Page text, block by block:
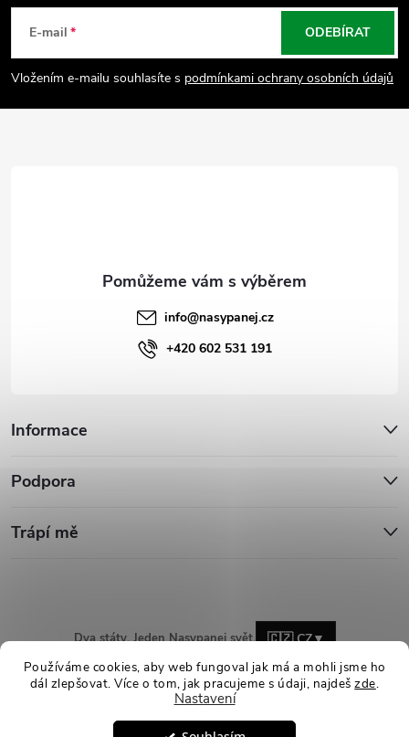
Používáme cookies, aby web fungoval jak má a mohli jsme ho
dál zlepšovat. Více o tom, jak pracujeme s údaji, najdešzde.
Nastavení
p
a
E-mail
Vložením e-mailu souhlasíte s podmínkami ochrany osobních údajů
ODEBÍRAT
Informace
Podpora
Trápí mě
info@nasypanej.cz
+420 602 531 191
Dva státy. Jeden Nasypanej svět. 🇨🇿 CZ▼